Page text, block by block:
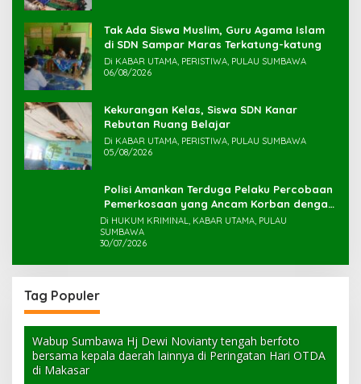
Tak Ada Siswa Muslim, Guru Agama Islam
di SDN Sampar Maras Terkatung-katung ‎
Di KABAR UTAMA, PERISTIWA, PULAU SUMBAWA
06/08/2026
Kekurangan Kelas, Siswa SDN Kanar
Rebutan Ruang Belajar
Di KABAR UTAMA, PERISTIWA, PULAU SUMBAWA
05/08/2026
Polisi Amankan Terduga Pelaku Percobaan
Pemerkosaan yang Ancam Korban dengan
Parang
Di HUKUM KRIMINAL, KABAR UTAMA, PULAU
SUMBAWA
30/07/2026
Tag Populer
Wabup Sumbawa Hj Dewi Novianty tengah berfoto
bersama kepala daerah lainnya di Peringatan Hari OTDA
di Makasar